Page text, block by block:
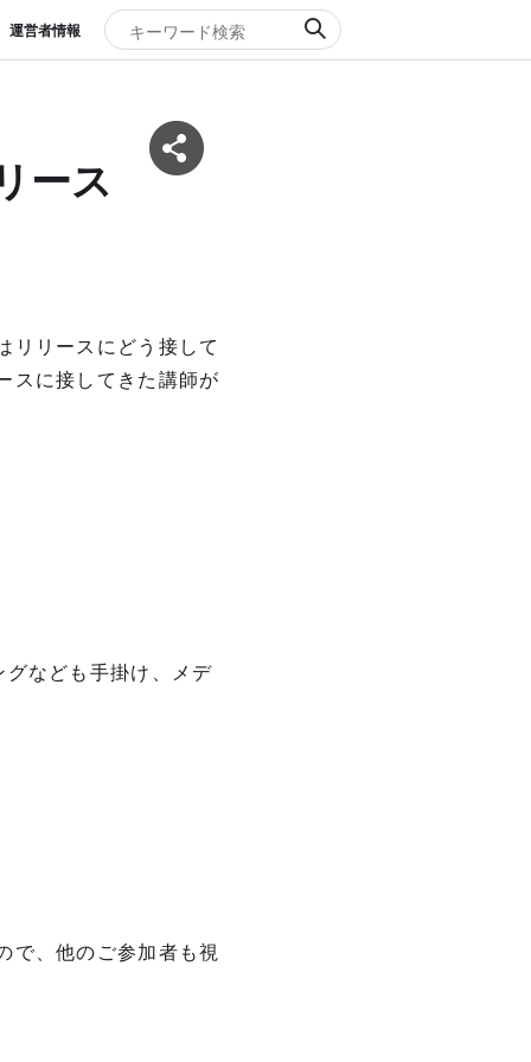
運営者情報
ース
リリースにどう接して
スに接してきた講師が
なども手掛け、メデ
で、他のご参加者も視